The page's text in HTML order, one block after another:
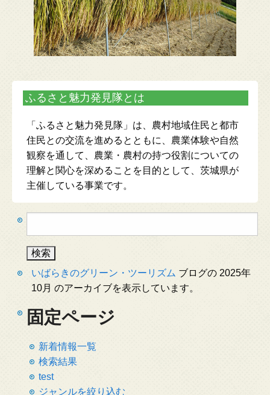
ふるさと魅力発見隊とは
「ふるさと魅力発見隊」は、農村地域住民と都市
住民との交流を進めるとともに、農業体験や自然
観察を通して、農業・農村の持つ役割についての
理解と関心を深めることを目的として、茨城県が
主催している事業です。
索:
いばらきのグリーン・ツーリズム ブログの 2025年
10月 のアーカイブを表示しています。
固定ページ
新着情報一覧
検索結果
test
ジャンルを絞り込む